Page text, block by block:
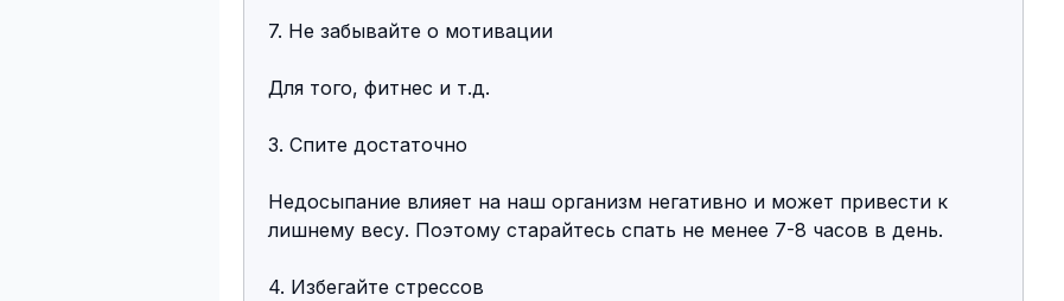
7. Не забывайте о мотивации
Для того, фитнес и т.д.
3. Спите достаточно
Недосыпание влияет на наш организм негативно и может привести к
лишнему весу. Поэтому старайтесь спать не менее 7-8 часов в день.
4. Избегайте стрессов